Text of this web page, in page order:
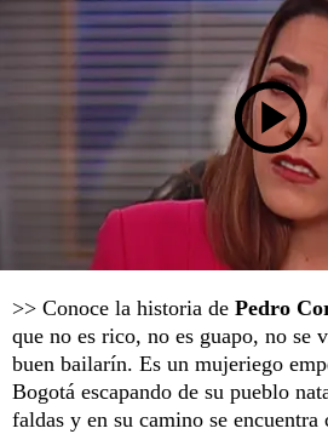
>> Conoce la historia de Pedro
que no es rico, no es guapo, no se
buen bailarín. Es un mujeriego
Bogotá escapando de su pueblo
faldas y en su camino se